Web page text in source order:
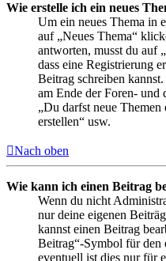
Wie erstelle ich ein neues
Um ein neues Thema in
auf „Neues Thema“
antworten, musst du auf
dass eine Registrierung
Beitrag schreiben
am Ende der Foren- und
„Du darfst neue
erstellen“ usw.
Nach oben
Wie kann ich einen Beitrag
Wenn du nicht
nur deine eigenen
kannst einen Beitrag
Beitrag“-Symbol für den
eventuell ist dies nur für